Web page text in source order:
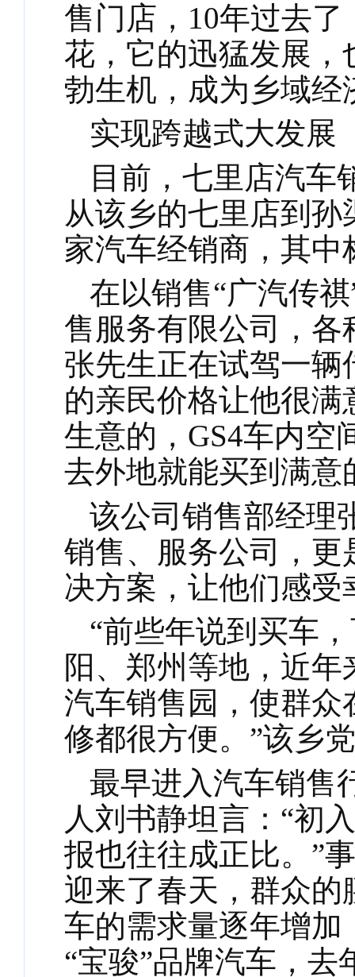
售门店，10年过去
花，它的迅猛发展
勃生机，成为乡域
实现跨越式大发展
目前，七里店汽车
从该乡的七里店到孙
家汽车经销商，其中
在以销售“广汽传
售服务有限公司，
张先生正在试驾一辆
的亲民价格让他很
生意的，GS4车内空
去外地就能买到满意
该公司销售部经理
销售、服务公司，
决方案，让他们感受
“前些年说到买车
阳、郑州等地，近
汽车销售园，使群
修都很方便。”该乡
最早进入汽车销售
人刘书静坦言： “初
报也往往成正比。”
迎来了春天，群众
车的需求量逐年增加
“宝骏”品牌汽车，去